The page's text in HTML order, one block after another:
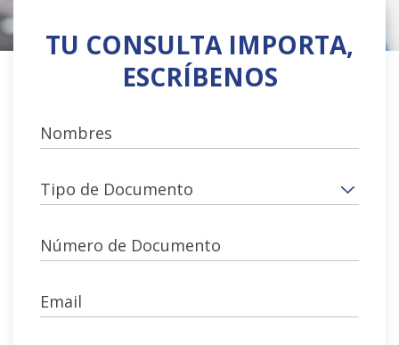
TU CONSULTA IMPORTA,
ESCRÍBENOS
Nombres
Tipo de Documento
Número de Documento
Email